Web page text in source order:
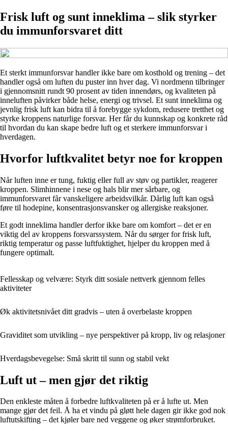
Frisk luft og sunt inneklima – slik styrker
du immunforsvaret ditt
Et sterkt immunforsvar handler ikke bare om kosthold og trening – det
handler også om luften du puster inn hver dag. Vi nordmenn tilbringer
i gjennomsnitt rundt 90 prosent av tiden innendørs, og kvaliteten på
inneluften påvirker både helse, energi og trivsel. Et sunt inneklima og
jevnlig frisk luft kan bidra til å forebygge sykdom, redusere tretthet og
styrke kroppens naturlige forsvar. Her får du kunnskap og konkrete råd
til hvordan du kan skape bedre luft og et sterkere immunforsvar i
hverdagen.
Hvorfor luftkvalitet betyr noe for kroppen
Når luften inne er tung, fuktig eller full av støv og partikler, reagerer
kroppen. Slimhinnene i nese og hals blir mer sårbare, og
immunforsvaret får vanskeligere arbeidsvilkår. Dårlig luft kan også
føre til hodepine, konsentrasjonsvansker og allergiske reaksjoner.
Et godt inneklima handler derfor ikke bare om komfort – det er en
viktig del av kroppens forsvarssystem. Når du sørger for frisk luft,
riktig temperatur og passe luftfuktighet, hjelper du kroppen med å
fungere optimalt.
Fellesskap og velvære: Styrk ditt sosiale nettverk gjennom felles
aktiviteter
Øk aktivitetsnivået ditt gradvis – uten å overbelaste kroppen
Graviditet som utvikling – nye perspektiver på kropp, liv og relasjoner
Hverdagsbevegelse: Små skritt til sunn og stabil vekt
Luft ut – men gjør det riktig
Den enkleste måten å forbedre luftkvaliteten på er å lufte ut. Men
mange gjør det feil. Å ha et vindu på gløtt hele dagen gir ikke god nok
luftutskifting – det kjøler bare ned veggene og øker strømforbruket.